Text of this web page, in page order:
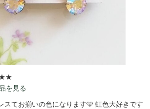
を見る
スてお揃いの色になります🩵 虹色大好きです